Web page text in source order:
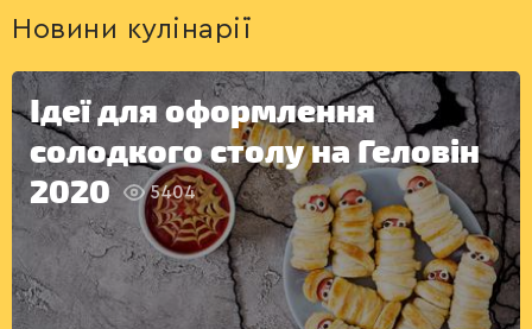
КОНСЕРВАЦІЯ
Новини кулінарії
Ідеї для оформлення
солодкого столу на Геловін
2020
5404